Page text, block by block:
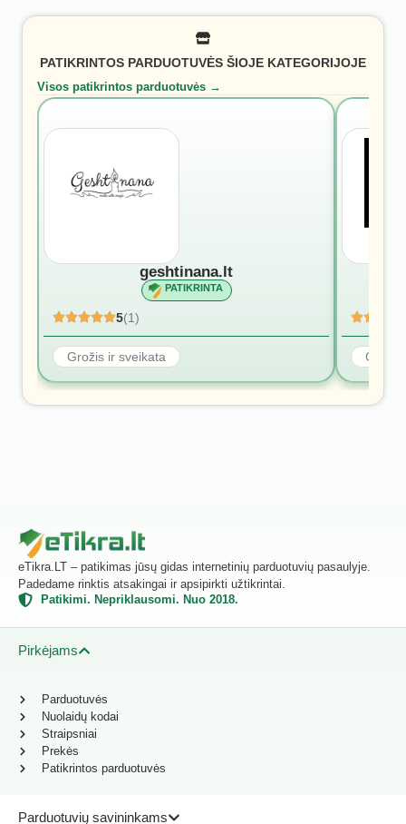
PATIKRINTOS PARDUOTUVĖS ŠIOJE KATEGORIJOJE
Visos patikrintos parduotuvės →
geshtinana.lt
PATIKRINTA
5(1)
Grožis ir sveikata Grožis
eTikra.LT – patikimas jūsų gidas internetinių parduotuvių pasaulyje.
Padedame rinktis atsakingai ir apsipirkti užtikrintai.
Patikimi. Nepriklausomi. Nuo 2018.
Pirkėjams
Parduotuvių savininkams
Parduotuvės
Nuolaidų kodai
Straipsniai
Prekės
Patikrintos parduotuvės